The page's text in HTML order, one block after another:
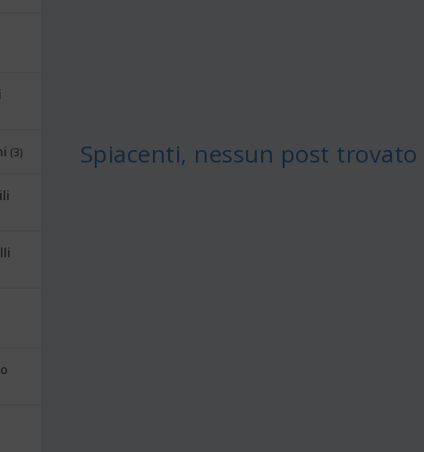
Spiacenti, nessun post trovato
(3)